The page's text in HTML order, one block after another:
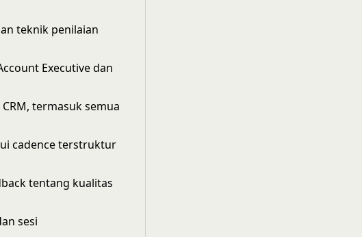
teknik penilaian
Executive dan
termasuk semua
cadence terstruktur
tentang kualitas
sesi